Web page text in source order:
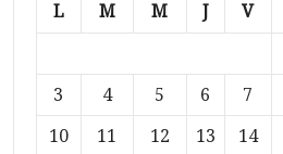
L M M J V
3
4 5 6 7
10
11 12 13 14